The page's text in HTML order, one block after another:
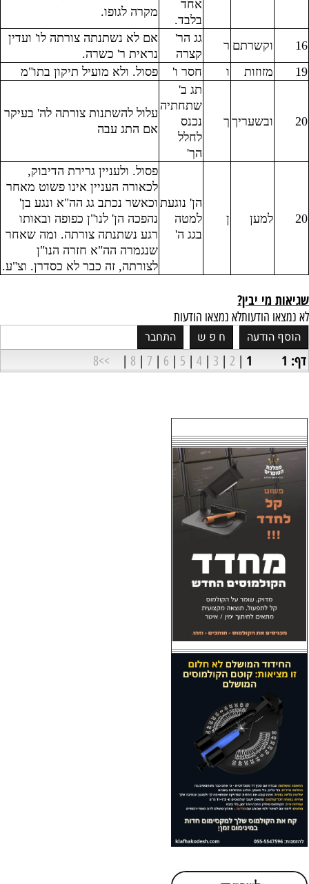
אחד
בלבד.
מקרה לגופו.
16 וקשרתם ר
גג הר'
קצרה
אם לא נשתנתה צורתה לו' ועדין
נראית ר' כשרה.
19
מזוזות ו חסר ו' פסול. ולא מועיל תיקון בתו"מ
20 ובשעריך ך
תג ב'
שתחתיה
נכנס
לחלל
הך'
עלול להשתנות צורתה לה' בעיקר
אם התג עבה
20 למען ן
הן' נוגעת
למטה
בגג ה'
פסול. ולעניין גרירת הדיבוק,
לכאורה העניין אינו פשוט מאחר
וכאשר נכתב גג הה"א ונגע בן'
נהפכה הן' לנו"ן כפופה ובאותו
רגע נשתנתה צורתה. ומה שאחר
שנגמרה הה"א חזרה הנו"ן
לצורתה, זה כבר לא כסדרן. וצ"ע.
שגיאות מי יבין?
לא נמצאו הודעותלא נמצאו הודעות
דף: 1 1
|
2
|
3
|
4
|
5
|
6
|
7
|
8
|
>>8